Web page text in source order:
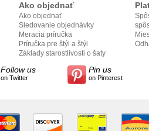
Ako objednať
Ako objednať
Sledovanie objednávky
Meracia príručka
Príručka pre štýl a štýl
Základy starostlivosti o šaty
Follow us
on Twitter
Pin us
on Pinterest